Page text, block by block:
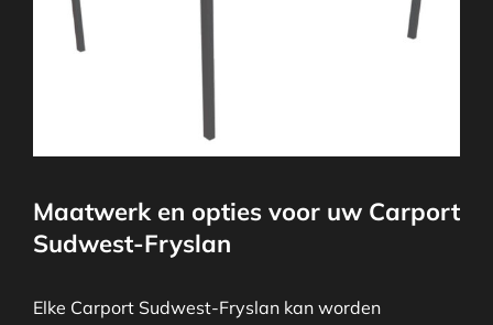
Maatwerk en opties voor uw Carport
Sudwest-Fryslan
Elke Carport Sudwest-Fryslan kan worden